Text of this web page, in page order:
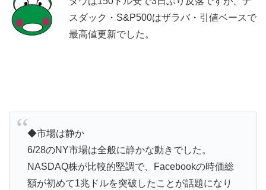
スダック・S&P500はザラバ・引値ベースで
最高値更新でした。
◆市場は静か
6/28のNY市場は全般に静かな動きでした。
NASDAQ株が比較的堅調で、Facebookの時価総
額が初めて1兆ドルを突破したことが話題になり